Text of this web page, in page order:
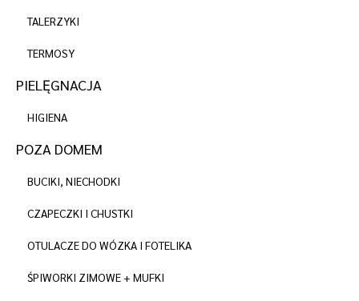
TALERZYKI
TERMOSY
PIELĘGNACJA
HIGIENA
POZA DOMEM
BUCIKI, NIECHODKI
CZAPECZKI I CHUSTKI
OTULACZE DO WÓZKA I FOTELIKA
ŚPIWORKI ZIMOWE + MUFKI